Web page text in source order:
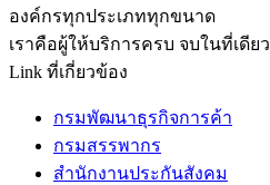
องค์กรทุกประเภททุกขนาด
เราคือผู้ให้บริการครบ จบในที่เดียว
Link ที่เกี่ยวข้อง
กรมพัฒนาธุรกิจการค้า
กรมสรรพากร
สำนักงานประกันสังคม